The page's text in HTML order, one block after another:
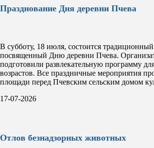
Празднование Дня деревни Пчева
В субботу, 18 июля, состоится
посвященный Дню деревни Пчева.
подготовили развлекательную программу
возрастов. Все праздничные мероприятия
площади перед Пчевским сельским домом
17-07-2026
Отлов безнадзорных животных